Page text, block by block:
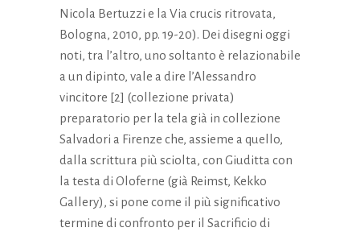
Nicola Bertuzzi e la Via crucis ritrovata,
Bologna, 2010, pp. 19-20). Dei disegni oggi
noti, tra l’altro, uno soltanto è relazionabile
a un dipinto, vale a dire l’Alessandro
vincitore [2] (collezione privata)
preparatorio per la tela già in collezione
Salvadori a Firenze che, assieme a quello,
dalla scrittura più sciolta, con Giuditta con
la testa di Oloferne (già Reimst, Kekko
Gallery), si pone come il più significativo
termine di confronto per il Sacrificio di